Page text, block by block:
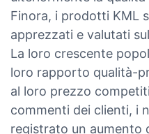
Finora, i prodotti KML
apprezzati e valutati
La loro crescente
loro rapporto qualità-
al loro prezzo
commenti dei clienti, i
registrato un aumento